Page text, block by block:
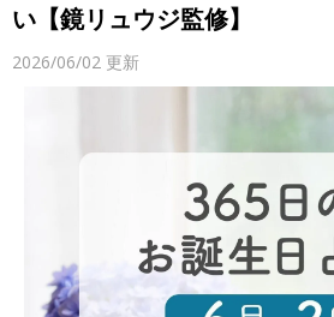
い【鏡リュウジ監修】
2026/06/02 更新